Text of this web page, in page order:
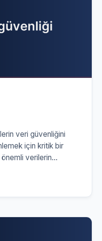
veri güvenliğini
için kritik bir
önemli verilerin
sorunlarına yol
yapılandırma ve